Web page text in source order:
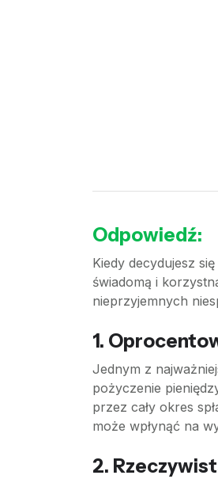
Odpowiedź:
Kiedy decydujesz
świadomą i
nieprzyjemnych
1.
Jednym z
pożyczenie
przez cały okres
może wpłynąć na
2.